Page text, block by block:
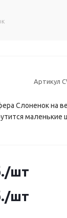
Артикул
Слоненок на
маленькие
/шт
/шт